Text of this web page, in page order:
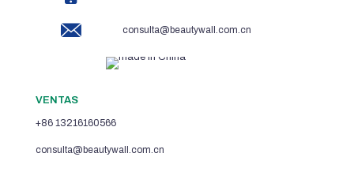
consulta@beautywall.com.cn
VENTAS
+86 13216160566
consulta@beautywall.com.cn